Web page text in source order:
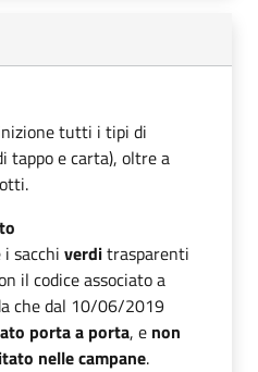
tutti i tipi di
tappo e carta), oltre a
sacchi verditrasparenti
il codice associato a
che dal 10/06/2019
porta a porta, e non
nelle campane.